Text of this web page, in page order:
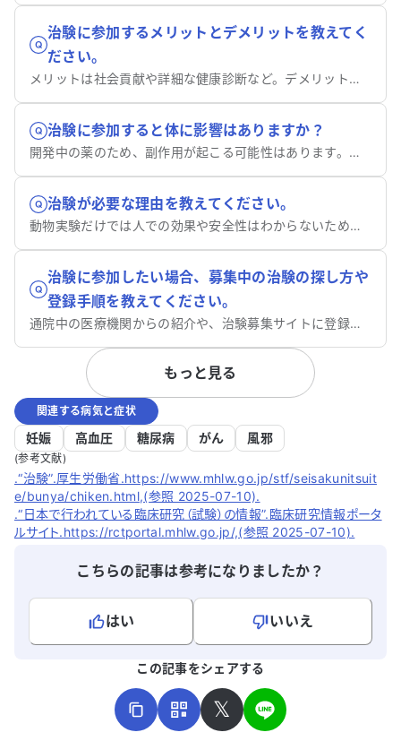
治験に参加するメリットとデメリットを教えてく
ださい。
メリットは社会貢献や詳細な健康診断など。デメリットは副作用のリスクや時間・行動の制限です。両方を理解することが大切です。
治験に参加すると体に影響はありますか？
開発中の薬のため、副作用が起こる可能性はあります。しかし専門家が慎重に計画し、参加者の健康状態は厳重に管理されます。
治験が必要な理由を教えてください。
動物実験だけでは人での効果や安全性はわからないためです。人での有効性と安全性を証明し、薬として承認されるために不可欠です。
治験に参加したい場合、募集中の治験の探し方や
登録手順を教えてください。
通院中の医療機関からの紹介や、治験募集サイトに登録するのが一般的です。興味のある治験に応募し、事前検診を受けて条件に合えば参加が決定します。
もっと見る
関連する病気と症状
妊娠 高血圧 糖尿病 がん 風邪
(参考文献)
.“治験”.厚生労働省.https://www.mhlw.go.jp/stf/seisakunitsuit
e/bunya/chiken.html,(参照 2025-07-10).
.“日本で行われている臨床研究（試験）の情報”.臨床研究情報ポータ
ルサイト.https://rctportal.mhlw.go.jp/,(参照 2025-07-10).
こちらの記事は参考になりましたか？
はい
いいえ
この記事をシェアする
𝕏